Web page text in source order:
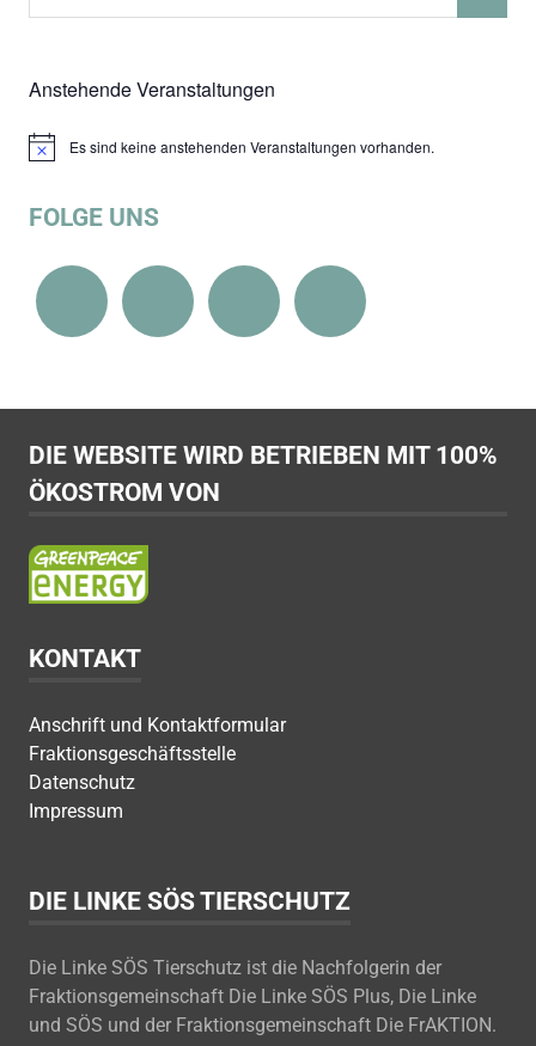
Anstehende Veranstaltungen
HinweisEs sind keine anstehenden Veranstaltungen vorhanden.
FOLGE UNS
DIE WEBSITE WIRD BETRIEBEN MIT 100%
ÖKOSTROM VON
KONTAKT
Anschrift und Kontaktformular
Fraktionsgeschäftsstelle
Datenschutz
Impressum
DIE LINKE SÖS TIERSCHUTZ
Die Linke SÖS Tierschutz ist die Nachfolgerin der
Fraktionsgemeinschaft Die Linke SÖS Plus, Die Linke
und SÖS und der Fraktionsgemeinschaft Die FrAKTION.